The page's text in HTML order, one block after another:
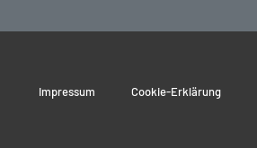
Impressum Cookie-Erklärung